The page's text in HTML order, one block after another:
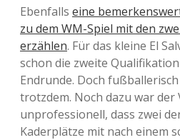
Ebenfalls eine
zu dem WM-Spiel mit den
erzählen. Für das kleine El
schon die zweite
Endrunde. Doch
trotzdem. Noch dazu war der
unprofessionell, dass zwei
Kaderplätze mit nach einem